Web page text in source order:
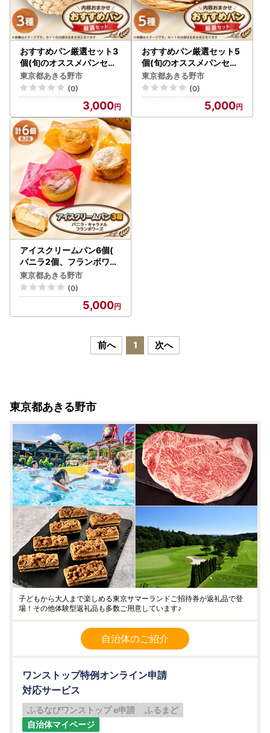
おすすめパン厳選セット3
個(旬のオススメパンセッ
ト)【配送不可地域：離島
】【1497078】
東京都あきる野市
(0)
3,000
おすすめパン厳選セット5
個(旬のオススメパンセッ
ト)【配送不可地域：離島
】【1497079】
東京都あきる野市
(0)
5,000
アイスクリームパン6個(
バニラ2個、フランボワー
ズ2個、キャラメル2個)【
配送不可地域：離島】【1
497081】
東京都あきる野市
(0)
5,000
前へ 1 次へ
東京都あきる野市
子どもから大人まで楽しめる東京サマーランドご招待券が返礼品で登
場！その他体験型返礼品も多数ご用意しています♪
自治体のご紹介
ワンストップ特例オンライン申請
対応サービス
ふるなびワンストップ e申請
ふるまど
自治体マイページ